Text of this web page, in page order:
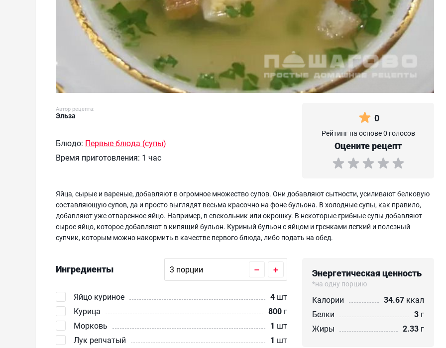
Автор рецепта:
Эльза
Блюдо: Первые блюда (супы)
Время приготовления: 1 час
0
Рейтинг на основе 0 голосов
Оцените рецепт
Яйца, сырые и вареные, добавляют в огромное множество супов. Они добавляют сытности, усиливают белковую
составляющую супов, да и просто выглядят весьма красочно на фоне бульона. В холодные супы, как правило,
добавляют уже отваренное яйцо. Например, в свекольник или окрошку. В некоторые грибные супы добавляют
сырое яйцо, которое добавляют в кипящий бульон. Куриный бульон с яйцом и гренками легкий и полезный
супчик, которым можно накормить в качестве первого блюда, либо подать на обед.
Ингредиенты – +
Яйцо куриное 4 шт
Курица
800 г
Морковь
1 шт
Лук репчатый
1 шт
Энергетическая ценность
*на одну порцию
Калории 34.67 ккал
Белки
3 г
Жиры
2.33 г